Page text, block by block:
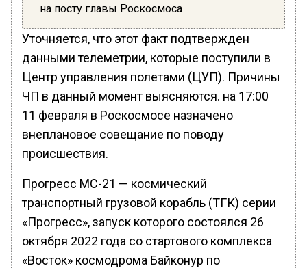
на посту главы Роскосмоса
Уточняется, что этот факт подтвержден
данными телеметрии, которые поступили в
Центр управления полетами (ЦУП). Причины
ЧП в данный момент выясняются. на 17:00
11 февраля в Роскосмосе назначено
внеплановое совещание по поводу
происшествия.
Прогресс МС-21 — космический
транспортный грузовой корабль (ТГК) серии
«Прогресс», запуск которого состоялся 26
октября 2022 года со стартового комплекса
«Восток» космодрома Байконур по